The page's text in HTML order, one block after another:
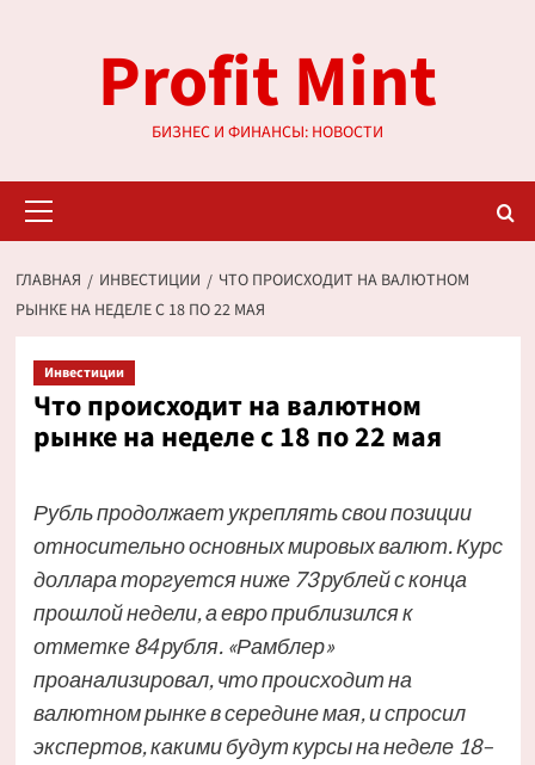
содержимомуProfit Mint
БИЗНЕС И ФИНАНСЫ: НОВОСТИ
меню
ГЛАВНАЯ ИНВЕСТИЦИИ
ЧТО ПРОИСХОДИТ НА ВАЛЮТНОМ
РЫНКЕ НА НЕДЕЛЕ С 18 ПО 22 МАЯ
Инвестиции
Что происходит на валютном
рынке на неделе с 18 по 22 мая
Рубль продолжает укреплять свои позиции
относительно основных мировых валют.Курс
доллараторгуется ниже 73 рублей с конца
прошлой недели, а евро приблизился к
отметке 84 рубля. «Рамблер»
проанализировал, что происходит на
валютном рынке в середине мая, и спросил
экспертов, какими будут курсы на неделе 18–